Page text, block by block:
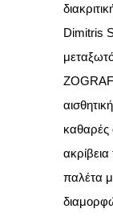
Dimitris
καθαρές
παλέτα